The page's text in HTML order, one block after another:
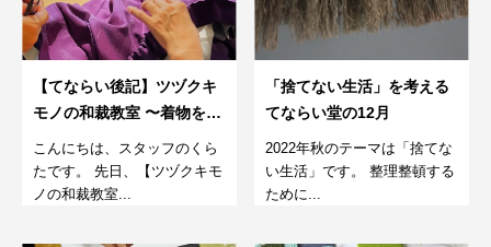
【てならい後記】ツヅクキ
モノの和裁教室 〜着物をほ
どいてどうするワークショ
ップ~
こんにちは、スタッフのくら
たです。 先日、【ツヅクキモ
ノの和裁教室...
「捨てない生活」を考える
てならい堂の12月
2022年秋のテーマは「捨てな
い生活」です。 整理整頓する
ために...